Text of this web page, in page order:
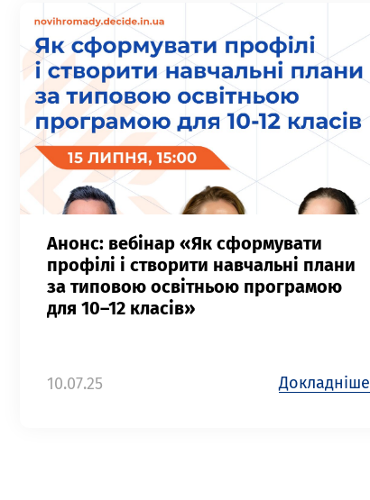
Анонс: вебінар «Як сформувати
профілі і створити навчальні плани
за типовою освітньою програмою
для 10–12 класів»
10.07.25 Докладніше